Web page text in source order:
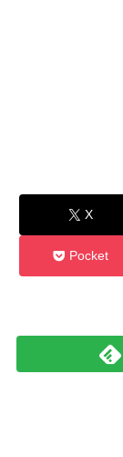
X
Pocket